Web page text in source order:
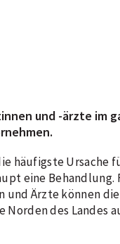
und -ärzte im
häufigste Ursache
eine Behandlung.
Ärzte können
des Landes